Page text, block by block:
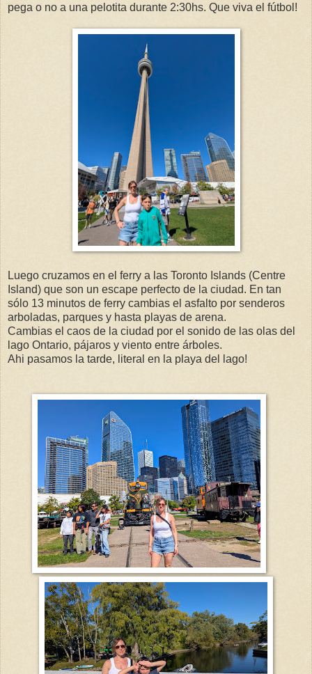
pega o no a una pelotita durante 2:30hs. Que viva el fútbol!
Luego cruzamos en el ferry a las Toronto Islands (Centre
Island) que son un escape perfecto de la ciudad. En tan
sólo 13 minutos de ferry cambias el asfalto por senderos
arboladas, parques y hasta playas de arena.
Cambias el caos de la ciudad por el sonido de las olas del
lago Ontario, pájaros y viento entre árboles.
Ahi pasamos la tarde, literal en la playa del lago!